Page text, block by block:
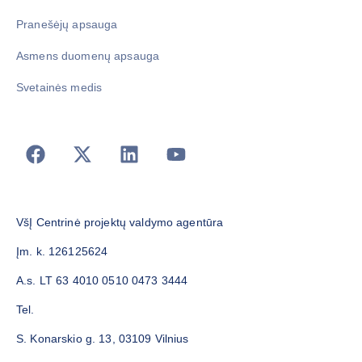
Pranešėjų apsauga
Asmens duomenų apsauga
Svetainės medis
VšĮ Centrinė projektų valdymo agentūra
Įm. k. 126125624
A.s. LT 63 4010 0510 0473 3444
Tel.
S. Konarskio g. 13, 03109 Vilnius